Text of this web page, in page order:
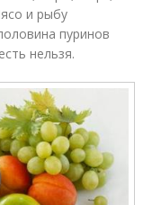
и рыбу
пуринов
нельзя.